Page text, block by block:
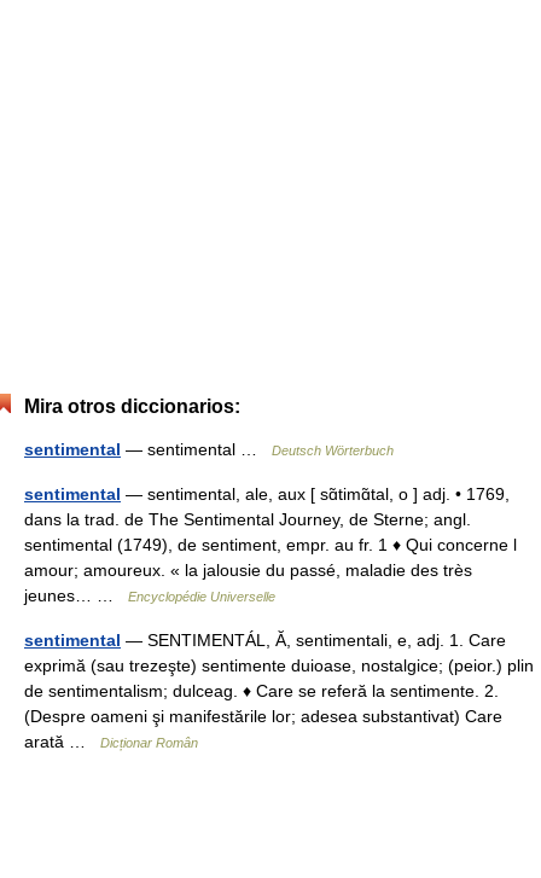
Mira otros diccionarios:
sentimental — sentimental … Deutsch Wörterbuch
sentimental — sentimental, ale, aux [ sɑ̃timɑ̃tal, o ] adj. • 1769,
dans la trad. de The Sentimental Journey, de Sterne; angl.
sentimental (1749), de sentiment, empr. au fr. 1 ♦ Qui concerne l
amour; amoureux. « la jalousie du passé, maladie des très
jeunes… …
Encyclopédie Universelle
sentimental — SENTIMENTÁL, Ă, sentimentali, e, adj. 1. Care
exprimă (sau trezeşte) sentimente duioase, nostalgice; (peior.) plin
de sentimentalism; dulceag. ♦ Care se referă la sentimente. 2.
(Despre oameni şi manifestările lor; adesea substantivat) Care
arată …
Dicționar Român